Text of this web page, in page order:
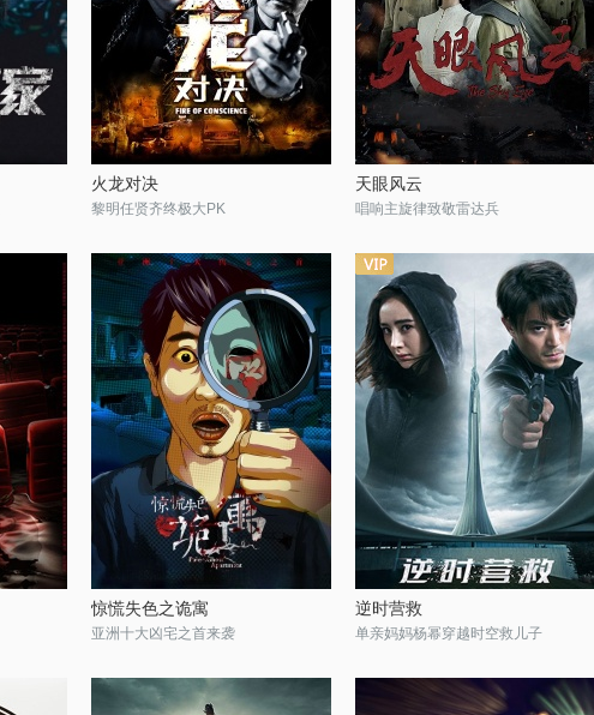
火龙对决
黎明任贤齐终极大PK
天眼风云
唱响主旋律致敬雷达兵
惊慌失色之诡寓
亚洲十大凶宅之首来袭
逆时营救
单亲妈妈杨幂穿越时空救儿子